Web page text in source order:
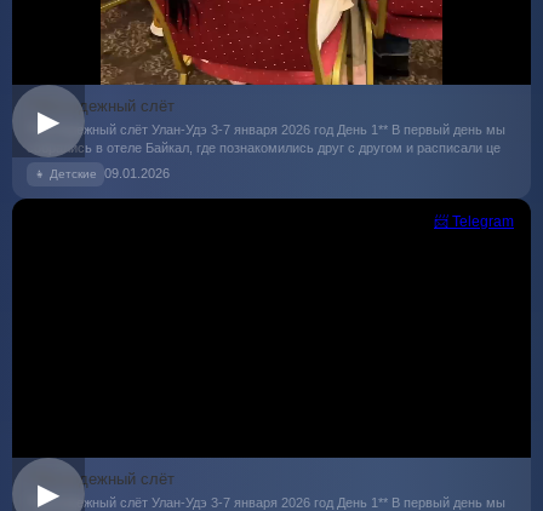
▶
**Молодежный слёт
**Молодежный слёт Улан-Удэ 3-7 января 2026 год День 1** В первый день мы
собрались в отеле Байкал, где познакомились друг с другом и расписали це
👧 Детские 09.01.2026
▶
📨 Telegram
**Молодежный слёт
**Молодежный слёт Улан-Удэ 3-7 января 2026 год День 1** В первый день мы